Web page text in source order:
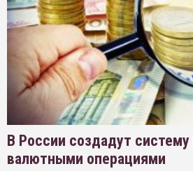
В России создадут систему
валютными операциями